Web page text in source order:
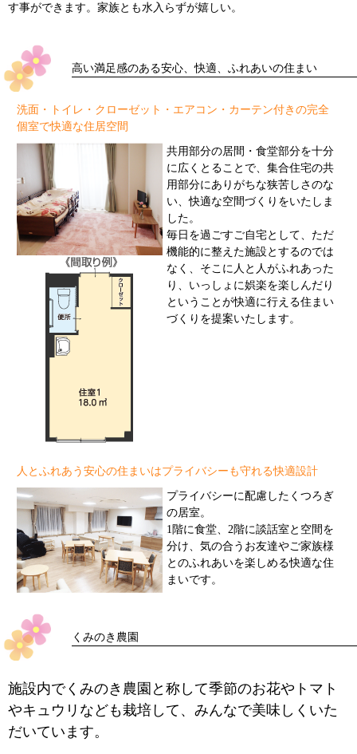
す事ができます。家族とも水入らずが嬉しい。
高い満足感のある安心、快適、ふれあいの住まい
洗面・トイレ・クローゼット・エアコン・カーテン付きの完全
個室で快適な住居空間
共用部分の居間・食堂部分を十分
に広くとることで、集合住宅の共
用部分にありがちな狭苦しさのな
い、快適な空間づくりをいたしま
した。
毎日を過ごすご自宅として、ただ
機能的に整えた施設とするのでは
なく、そこに人と人がふれあった
り、いっしょに娯楽を楽しんだり
ということが快適に行える住まい
づくりを提案いたします。
人とふれあう安心の住まいはプライバシーも守れる快適設計
プライバシーに配慮したくつろぎ
の居室。
1階に食堂、2階に談話室と空間を
分け、気の合うお友達やご家族様
とのふれあいを楽しめる快適な住
まいです。
くみのき農園
施設内でくみのき農園と称して季節のお花やトマト
やキュウリなども栽培して、みんなで美味しくいた
だいています。